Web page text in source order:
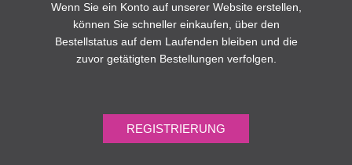
Wenn Sie ein Konto auf unserer Website erstellen,
können Sie schneller einkaufen, über den
Bestellstatus auf dem Laufenden bleiben und die
zuvor getätigten Bestellungen verfolgen.